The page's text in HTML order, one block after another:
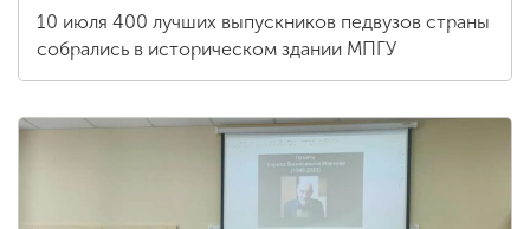
10 июля 400 лучших выпускников педвузов страны
собрались в историческом здании МПГУ